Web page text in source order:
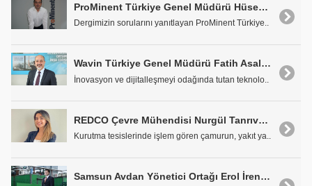
ProMinent Türkiye Genel Müdürü Hüseyin Kahraman:"ProMinent'in Yeniliklerini Kullanıcıların Hizmetine Sunacağız"
Dergimizin sorularını yanıtlayan ProMinent Türkiye..
Wavin Türkiye Genel Müdürü Fatih Asal: "'Yağmur Suyu Toplanması En Kolay Su Kaynağıdır"
İnovasyon ve dijitalleşmeyi odağında tutan teknolo..
REDCO Çevre Mühendisi Nurgül Tanrıverdi: "Arıtma Çamurları Önemli Bir Hammadde"
Kurutma tesislerinde işlem gören çamurun, yakıt ya..
Samsun Avdan Yönetici Ortağı Erol İren: "Biyogaz ile Bağımsız Bir Enerji Ekonomisi Yaratılabilir"